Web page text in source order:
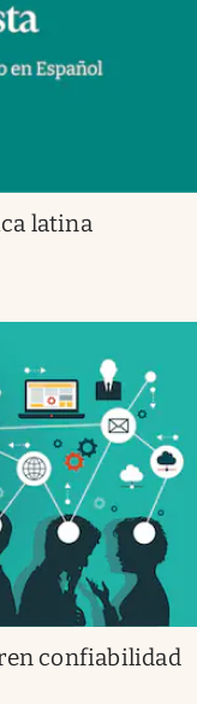
latina
confiabilidad